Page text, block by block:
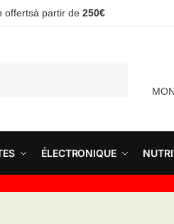
offertsà partir de 250€
ÉLECTRONIQUE